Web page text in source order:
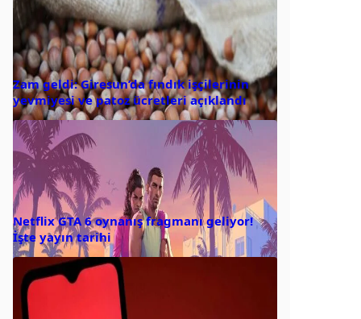
Zam geldi: Giresun’da fındık işçilerinin
yevmiyesi ve patoz ücretleri açıklandı
Netflix GTA 6 oynanış fragmanı geliyor!
İşte yayın tarihi